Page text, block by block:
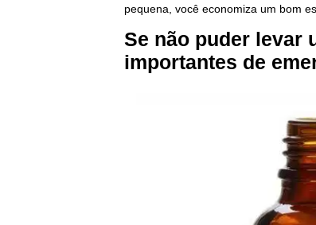
pequena, você economiza um bom
Se não puder levar
importantes de